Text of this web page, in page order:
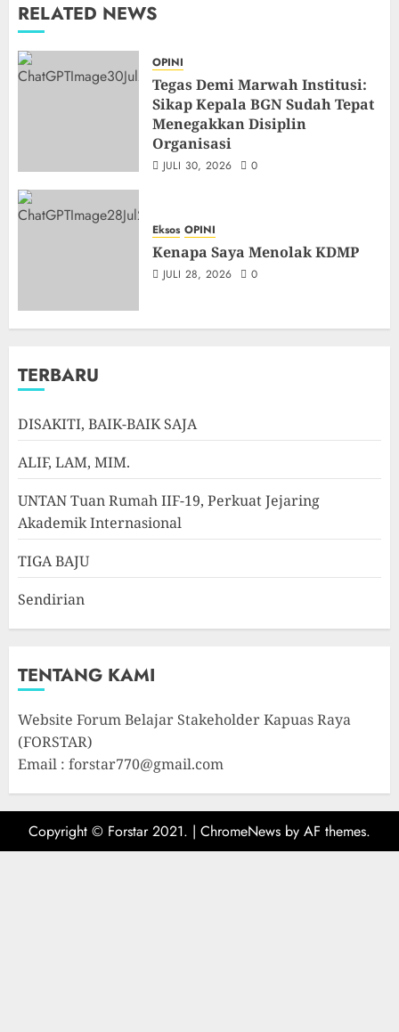
RELATED NEWS
OPINI
Tegas Demi Marwah Institusi:
Sikap Kepala BGN Sudah Tepat
Menegakkan Disiplin
Organisasi
JULI 30, 2026 0
Eksos OPINI
Kenapa Saya Menolak KDMP
JULI 28, 2026 0
TERBARU
DISAKITI, BAIK-BAIK SAJA
ALIF, LAM, MIM.
UNTAN Tuan Rumah IIF-19, Perkuat Jejaring
Akademik Internasional
TIGA BAJU
Sendirian
TENTANG KAMI
Website Forum Belajar Stakeholder Kapuas Raya
(FORSTAR)
Email : forstar770@gmail.com
Copyright © Forstar 2021. | ChromeNews by AF themes.